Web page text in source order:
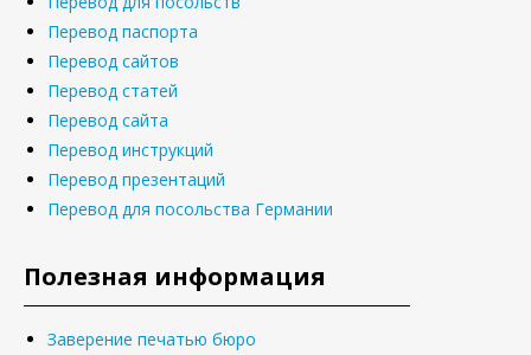
Перевод паспорта
Перевод сайтов
Перевод статей
Перевод сайта
Перевод инструкций
Перевод презентаций
Перевод для посольства Германии
Полезная информация
Заверение печатью бюро